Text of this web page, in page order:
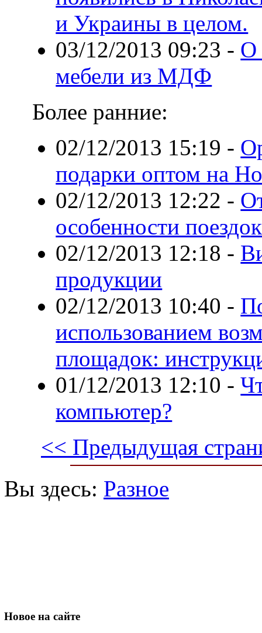
и Украины в целом.
03/12/2013 09:23 - О
мебели из МДФ
Более ранние:
02/12/2013 15:19 -
подарки оптом на
02/12/2013 12:22 -
особенности
02/12/2013 12:18 -
продукции
02/12/2013 10:40 -
использованием
площадок:
01/12/2013 12:10 -
компьютер?
<< Предыдущая
Вы здесь: Разное
Новое на сайте